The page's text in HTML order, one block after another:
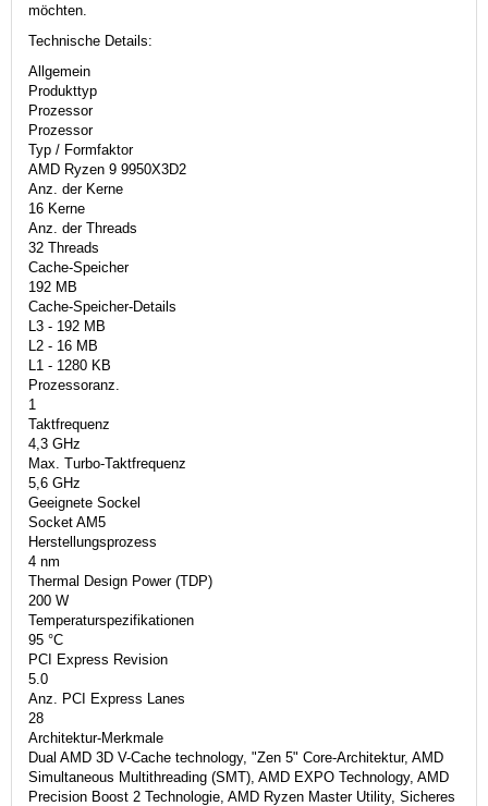
möchten.
Technische Details:
Allgemein
Produkttyp
Prozessor
Prozessor
Typ / Formfaktor
AMD Ryzen 9 9950X3D2
Anz. der Kerne
16 Kerne
Anz. der Threads
32 Threads
Cache-Speicher
192 MB
Cache-Speicher-Details
L3 - 192 MB
L2 - 16 MB
L1 - 1280 KB
Prozessoranz.
1
Taktfrequenz
4,3 GHz
Max. Turbo-Taktfrequenz
5,6 GHz
Geeignete Sockel
Socket AM5
Herstellungsprozess
4 nm
Thermal Design Power (TDP)
200 W
Temperaturspezifikationen
95 °C
PCI Express Revision
5.0
Anz. PCI Express Lanes
28
Architektur-Merkmale
Dual AMD 3D V-Cache technology, "Zen 5" Core-Architektur, AMD
Simultaneous Multithreading (SMT), AMD EXPO Technology, AMD
Precision Boost 2 Technologie, AMD Ryzen Master Utility, Sicheres